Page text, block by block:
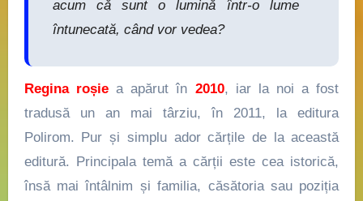
acum că sunt o lumină într-o lume
întunecată, când vor vedea?
Regina roșiea apărut în 2010, iar la noi a fost
tradusă un an mai târziu, în 2011, la editura
Polirom. Pur și simplu ador cărțile de la această
editură. Principala temă a cărții este cea istorică,
însă mai întâlnim și familia, căsătoria sau poziția